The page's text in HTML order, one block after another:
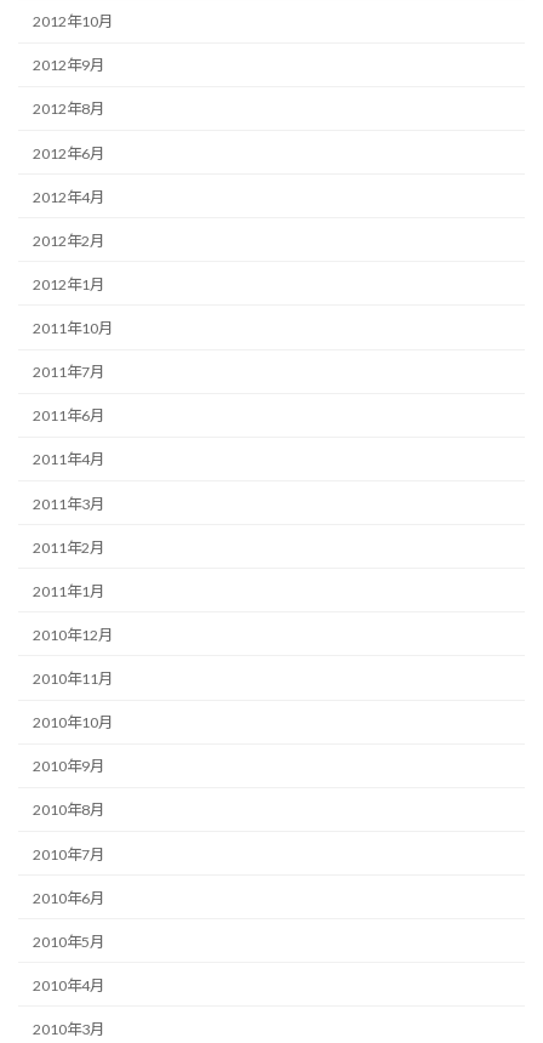
2012年10月
2012年9月
2012年8月
2012年6月
2012年4月
2012年2月
2012年1月
2011年10月
2011年7月
2011年6月
2011年4月
2011年3月
2011年2月
2011年1月
2010年12月
2010年11月
2010年10月
2010年9月
2010年8月
2010年7月
2010年6月
2010年5月
2010年4月
2010年3月